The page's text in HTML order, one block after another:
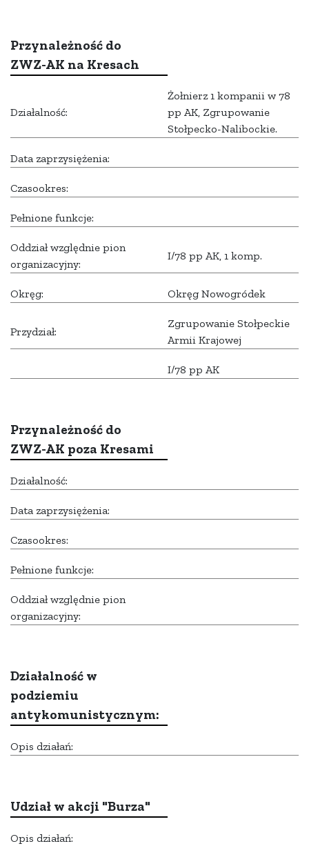
Przynależność do
ZWZ-AK na Kresach
Działalność:
Żołnierz 1 kompanii w 78
pp AK, Zgrupowanie
Stołpecko-Nalibockie.
Data zaprzysiężenia:
Czasookres:
Pełnione funkcje:
Oddział względnie pion
organizacyjny:
I/78 pp AK, 1 komp.
Okręg: Okręg Nowogródek
Przydział:
Zgrupowanie Stołpeckie
Armii Krajowej
I/78 pp AK
Przynależność do
ZWZ-AK poza Kresami
Działalność:
Data zaprzysiężenia:
Czasookres:
Pełnione funkcje:
Oddział względnie pion
organizacyjny:
Działalność w
podziemiu
antykomunistycznym:
Opis działań:
Udział w akcji "Burza"
Opis działań: